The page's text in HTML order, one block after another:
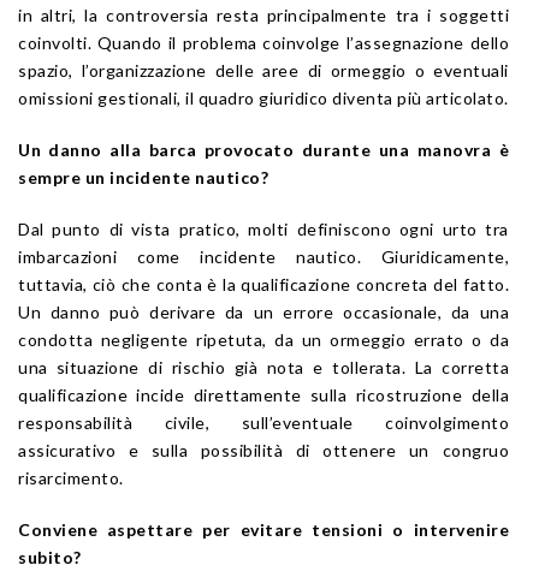
in altri, la controversia resta principalmente tra i soggetti
coinvolti. Quando il problema coinvolge l’assegnazione dello
spazio, l’organizzazione delle aree di ormeggio o eventuali
omissioni gestionali, il quadro giuridico diventa più articolato.
Un danno alla barca provocato durante una manovra è
sempre un incidente nautico?
Dal punto di vista pratico, molti definiscono ogni urto tra
imbarcazioni come incidente nautico. Giuridicamente,
tuttavia, ciò che conta è la qualificazione concreta del fatto.
Un danno può derivare da un errore occasionale, da una
condotta negligente ripetuta, da un ormeggio errato o da
una situazione di rischio già nota e tollerata. La corretta
qualificazione incide direttamente sulla ricostruzione della
responsabilità civile, sull’eventuale coinvolgimento
assicurativo e sulla possibilità di ottenere un congruo
risarcimento.
Conviene aspettare per evitare tensioni o intervenire
subito?